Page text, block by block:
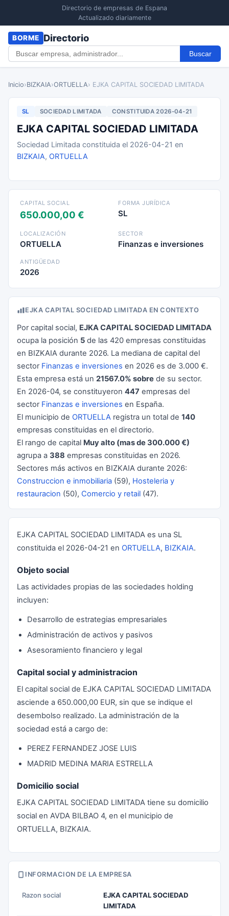
Directorio de empresas de Espana
Actualizado diariamente
BORME Directorio
Buscar
Inicio›BIZKAIA›ORTUELLA› EJKA CAPITAL SOCIEDAD LIMITADA
SL SOCIEDAD LIMITADA CONSTITUIDA 2026-04-21
EJKA CAPITAL SOCIEDAD LIMITADA
Sociedad Limitada constituida el 2026-04-21 en
BIZKAIA, ORTUELLA
CAPITAL SOCIAL
650.000,00 €
FORMA JURÍDICA
SL
LOCALIZACIÓN
ORTUELLA
SECTOR
Finanzas e inversiones
ANTIGÜEDAD
2026
EJKA CAPITAL SOCIEDAD LIMITADA EN CONTEXTO
Por capital social, EJKA CAPITAL SOCIEDAD LIMITADA
ocupa la posición 5 de las 420 empresas constituidas
en BIZKAIA durante 2026. La mediana de capital del
sector Finanzas e inversiones en 2026 es de 3.000 €.
Esta empresa está un 21567.0% sobre de su sector.
En 2026-04, se constituyeron 447 empresas del
sector Finanzas e inversiones en España.
El municipio de ORTUELLA registra un total de 140
empresas constituidas en el directorio.
El rango de capital Muy alto (mas de 300.000 €)
agrupa a 388 empresas constituidas en 2026.
Sectores más activos en BIZKAIA durante 2026:
Construccion e inmobiliaria (59), Hosteleria y
restauracion (50), Comercio y retail (47).
EJKA CAPITAL SOCIEDAD LIMITADA es una SL
constituida el 2026-04-21 en ORTUELLA, BIZKAIA.
Objeto social
Las actividades propias de las sociedades holding
incluyen:
Desarrollo de estrategias empresariales
Administración de activos y pasivos
Asesoramiento financiero y legal
Capital social y administracion
El capital social de EJKA CAPITAL SOCIEDAD LIMITADA
asciende a 650.000,00 EUR, sin que se indique el
desembolso realizado. La administración de la
sociedad está a cargo de:
PEREZ FERNANDEZ JOSE LUIS
MADRID MEDINA MARIA ESTRELLA
Domicilio social
EJKA CAPITAL SOCIEDAD LIMITADA tiene su domicilio
social en AVDA BILBAO 4, en el municipio de
ORTUELLA, BIZKAIA.
INFORMACION DE LA EMPRESA
Razon social
EJKA CAPITAL SOCIEDAD
LIMITADA